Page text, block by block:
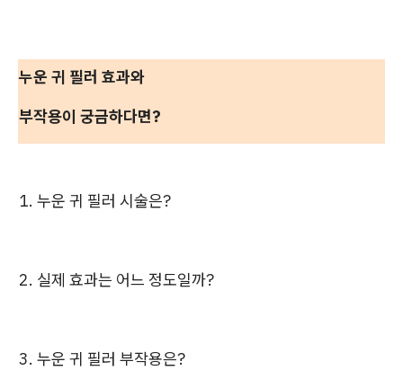
누운 귀 필러 효과와
부작용이 궁금하다면?
1. 누운 귀 필러 시술은?
2. 실제 효과는 어느 정도일까?
3. 누운 귀 필러 부작용은?